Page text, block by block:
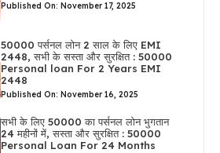
Published On: November 17, 2025
50000 पर्सनल लोन 2 साल के लिए EMI
2448, सभी के सस्ता और सुरक्षित : 50000
Personal loan For 2 Years EMI
2448
Published On: November 16, 2025
सभी के लिए 50000 का पर्सनल लोन भुगतान
24 महीनों में, सस्ता और सुरक्षित : 50000
Personal Loan For 24 Months